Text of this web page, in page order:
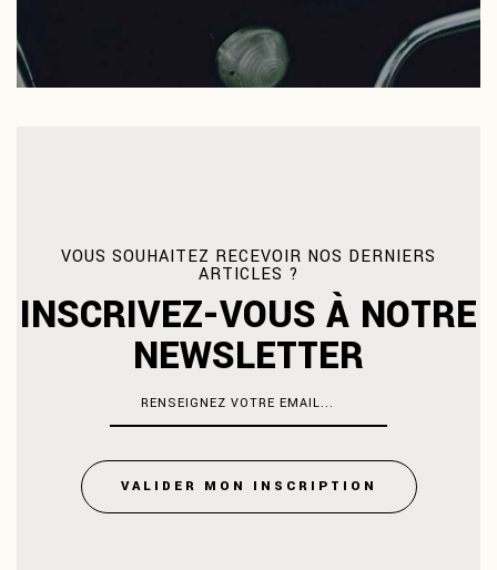
VOUS SOUHAITEZ RECEVOIR NOS DERNIERS
ARTICLES ?
INSCRIVEZ-VOUS À NOTRE
NEWSLETTER
VALIDER MON INSCRIPTION